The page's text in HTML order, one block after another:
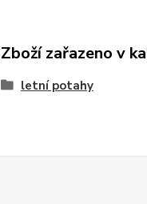
Zboží zařazeno v
letní potahy